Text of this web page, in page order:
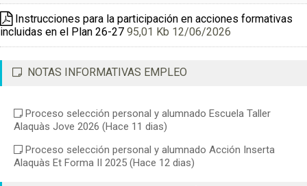
Instrucciones para la participación en acciones formativas
incluidas en el Plan 26-27 95,01 Kb 12/06/2026
NOTAS INFORMATIVAS EMPLEO
Proceso selección personal y alumnado Escuela Taller
Alaquàs Jove 2026 (Hace 11 dias)
Proceso selección personal y alumnado Acción Inserta
Alaquàs Et Forma II 2025 (Hace 12 dias)